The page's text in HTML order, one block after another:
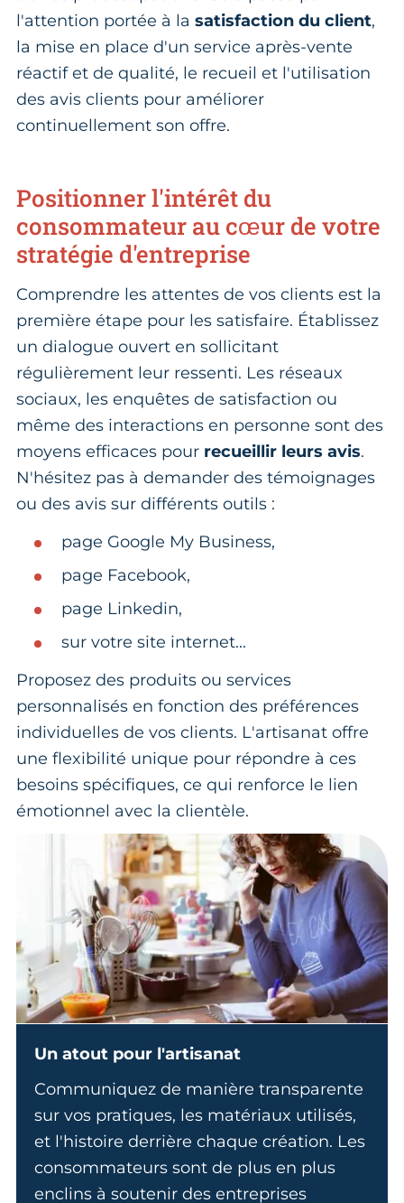
l'attention portée à la satisfaction du client,
la mise en place d'un service après-vente
réactif et de qualité, le recueil et l'utilisation
des avis clients pour améliorer
continuellement son offre.
Positionner l'intérêt du
consommateur au cœur de votre
stratégie d'entreprise
Comprendre les attentes de vos clients est la
première étape pour les satisfaire. Établissez
un dialogue ouvert en sollicitant
régulièrement leur ressenti. Les réseaux
sociaux, les enquêtes de satisfaction ou
même des interactions en personne sont des
moyens efficaces pour recueillir leurs avis.
N'hésitez pas à demander des témoignages
ou des avis sur différents outils :
page Google My Business,
page Facebook,
page Linkedin,
sur votre site internet...
Proposez des produits ou services
personnalisés en fonction des préférences
individuelles de vos clients. L'artisanat offre
une flexibilité unique pour répondre à ces
besoins spécifiques, ce qui renforce le lien
émotionnel avec la clientèle.
Un atout pour l'artisanat
Communiquez de manière transparente
sur vos pratiques, les matériaux utilisés,
et l'histoire derrière chaque création. Les
consommateurs sont de plus en plus
enclins à soutenir des entreprises